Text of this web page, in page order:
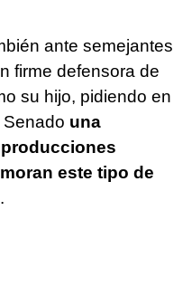
ante semejantes
firme defensora de
su hijo, pidiendo en
Senado una
este tipo de
.